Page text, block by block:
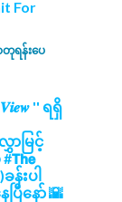
For
တုရန်းပေ
'' ရရှိ
ာမြင့်
န်းပါ
ြီနော် 🌇